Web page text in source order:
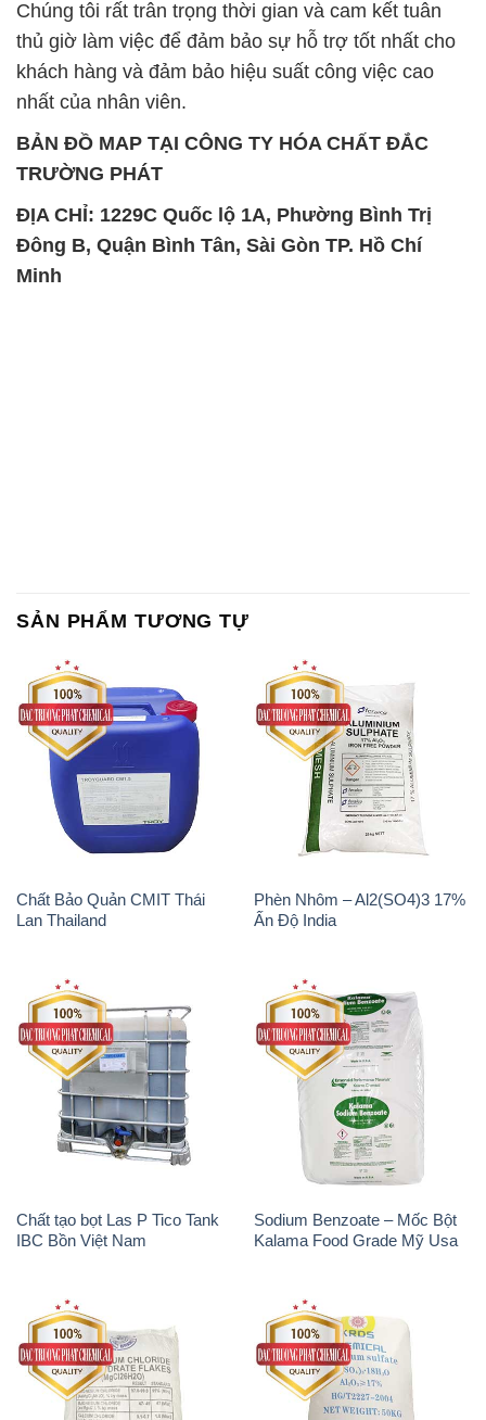
Chúng tôi rất trân trọng thời gian và cam kết tuân
thủ giờ làm việc để đảm bảo sự hỗ trợ tốt nhất cho
khách hàng và đảm bảo hiệu suất công việc cao
nhất của nhân viên.
BẢN ĐỒ MAP TẠI CÔNG TY HÓA CHẤT ĐẮC
TRƯỜNG PHÁT
ĐỊA CHỈ: 1229C Quốc lộ 1A, Phường Bình Trị
Đông B, Quận Bình Tân, Sài Gòn TP. Hồ Chí
Minh
SẢN PHẨM TƯƠNG TỰ
Chất Bảo Quản CMIT Thái
Lan Thailand
Phèn Nhôm – Al2(SO4)3 17%
Ấn Độ India
Chất tạo bọt Las P Tico Tank
IBC Bồn Việt Nam
Sodium Benzoate – Mốc Bột
Kalama Food Grade Mỹ Usa